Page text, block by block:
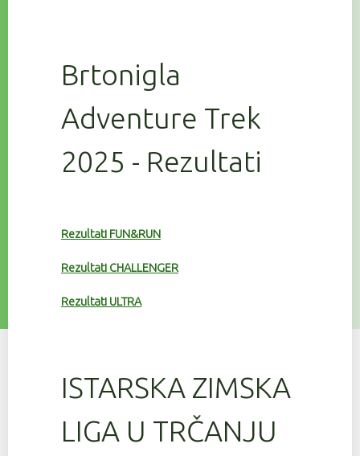
Brtonigla
Adventure Trek
2025 - Rezultati
Rezultati FUN&RUN
Rezultati CHALLENGER
Rezultati ULTRA
ISTARSKA ZIMSKA
LIGA U TRČANJU